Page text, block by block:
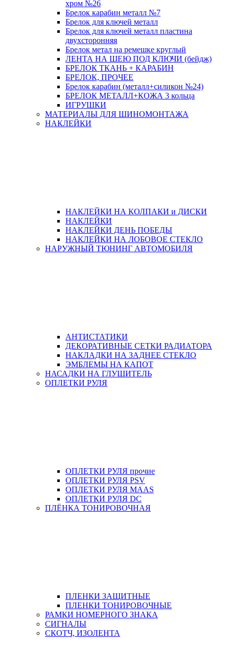
хром №26
Брелок карабин металл №7
Брелок для ключей металл
Брелок для ключей металл пластина
двухсторонняя
Брелок метал на ремешке круглый
ЛЕНТА НА ШЕЮ ПОД КЛЮЧИ (бейдж)
БРЕЛОК ТКАНЬ + КАРАБИН
БРЕЛОК, ПРОЧЕЕ
Брелок карабин (металл+силикон №24)
БРЕЛОК МЕТАЛЛ+КОЖА 3 кольца
ИГРУШКИ
МАТЕРИАЛЫ ДЛЯ ШИНОМОНТАЖА
НАКЛЕЙКИ
НАКЛЕЙКИ НА КОЛПАКИ и ДИСКИ
НАКЛЕЙКИ
НАКЛЕЙКИ ДЕНЬ ПОБЕДЫ
НАКЛЕЙКИ НА ЛОБОВОЕ СТЕКЛО
НАРУЖНЫЙ ТЮНИНГ АВТОМОБИЛЯ
АНТИСТАТИКИ
ДЕКОРАТИВНЫЕ СЕТКИ РАДИАТОРА
НАКЛАДКИ НА ЗАДНЕЕ СТЕКЛО
ЭМБЛЕМЫ НА КАПОТ
НАСАДКИ НА ГЛУШИТЕЛЬ
ОПЛЕТКИ РУЛЯ
ОПЛЕТКИ РУЛЯ прочие
ОПЛЕТКИ РУЛЯ PSV
ОПЛЕТКИ РУЛЯ MAAS
ОПЛЕТКИ РУЛЯ DC
ПЛЁНКА ТОНИРОВОЧНАЯ
ПЛЕНКИ ЗАЩИТНЫЕ
ПЛЕНКИ ТОНИРОВОЧНЫЕ
РАМКИ НОМЕРНОГО ЗНАКА
СИГНАЛЫ
СКОТЧ, ИЗОЛЕНТА